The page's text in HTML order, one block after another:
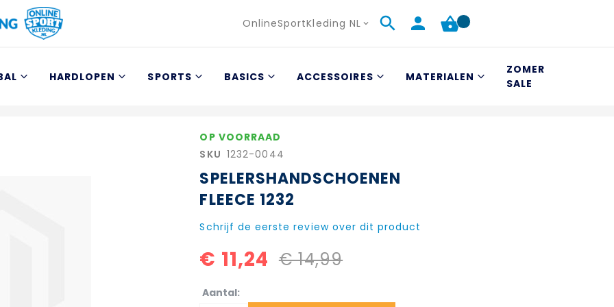
Taal
OnlineSportKleding NL
HARDLOPEN SPORTS BASICS ACCESSOIRES MATERIALEN
ZOMER
SALE
OP VOORRAAD
SKU 1232-0044
SPELERSHANDSCHOENEN
FLEECE 1232
Schrijf de eerste review over dit product
€ 11,24 € 14,99
Aantal: